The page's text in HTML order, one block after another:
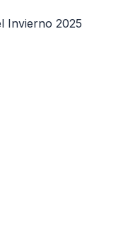
Invierno 2025